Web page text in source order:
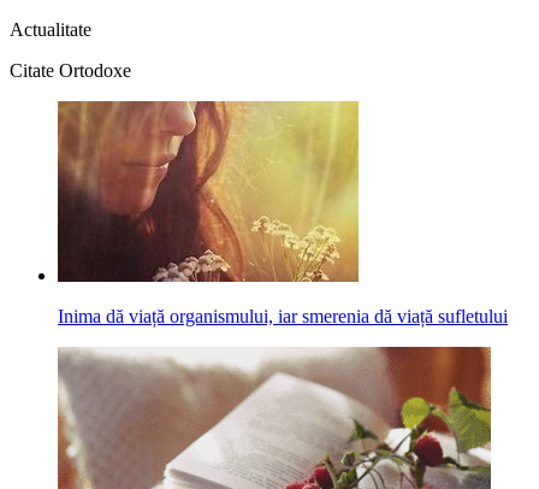
Actualitate
Citate Ortodoxe
Inima dă viață organismului, iar smerenia dă viață sufletului